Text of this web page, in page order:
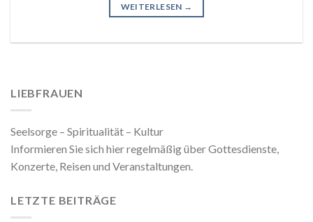
WEITERLESEN →
LIEBFRAUEN
Seelsorge – Spiritualität – Kultur
Informieren Sie sich hier regelmäßig über Gottesdienste,
Konzerte, Reisen und Veranstaltungen.
LETZTE BEITRÄGE